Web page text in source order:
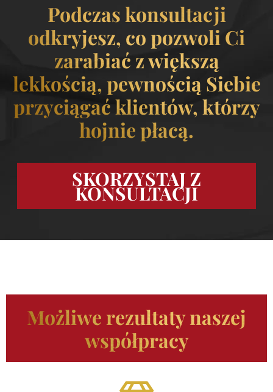
Podczas konsultacji
odkryjesz, co pozwoli Ci
zarabiać z większą
lekkością, pewnością Siebie
przyciągać klientów, którzy
hojnie płacą.
SKORZYSTAJ Z
KONSULTACJI
Możliwe rezultaty naszej
współpracy